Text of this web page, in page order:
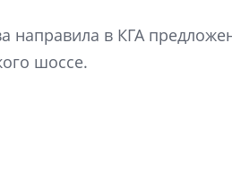
направила в КГА
шоссе.